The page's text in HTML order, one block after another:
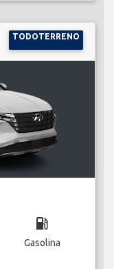
TODOTERRENO
local_gas_station
Gasolina